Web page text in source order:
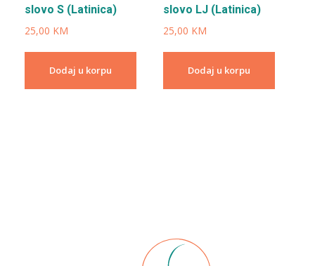
slovo S (Latinica)
25,00 KM
Dodaj u korpu
slovo LJ (Latinica)
25,00 KM
Dodaj u korpu